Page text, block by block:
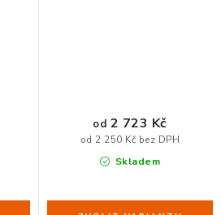
Skladem
od 2 250 Kč bez DPH
od 2 723 Kč